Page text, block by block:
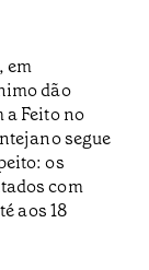
em
dão
Feito no
segue
os
com
aos 18